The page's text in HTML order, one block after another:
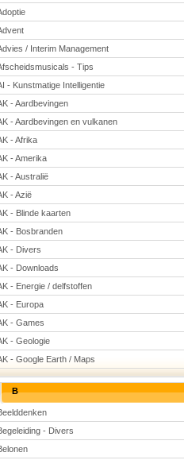
/ Interim Management
- Tips
- Kunstmatige Intelligentie
- Aardbevingen
- Aardbevingen en vulkanen
- Afrika
- Amerika
- Australië
- Azië
- Blinde kaarten
- Bosbranden
- Divers
- Downloads
- Energie / delfstoffen
- Europa
- Games
- Geologie
- Google Earth / Maps
B
- Divers